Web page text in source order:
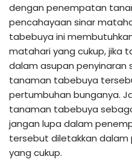
dengan penempatan
pencahayaan sinar
tabebuya ini
matahari yang cukup, jika
dalam asupan penyinaran
tanaman tabebuya
pertumbuhan bunganya.
tanaman tabebuya
jangan lupa dalam
tersebut diletakkan
yang cukup.